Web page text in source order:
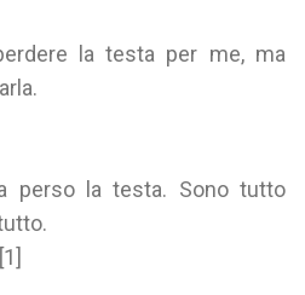
la testa per me, ma
perso la testa. Sono tutto
[1]